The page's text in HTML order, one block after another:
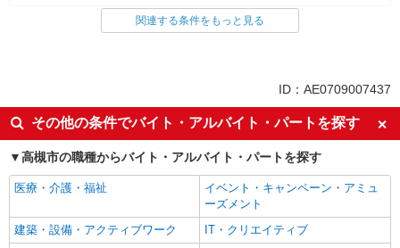
医療事務・受付・クラーク関連する条件をもっと見る
ID：AE0709007437
その他の条件でバイト・アルバイト・パートを探す
高槻市の職種からバイト・アルバイト・パートを探す
医療・介護・福祉
イベント・キャンペーン・アミュ
ーズメント
建築・設備・アクティブワーク
IT・クリエイティブ